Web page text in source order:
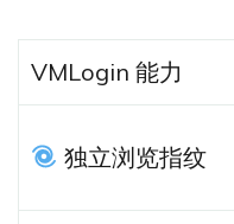
VMLogin 能力
独立浏览指纹